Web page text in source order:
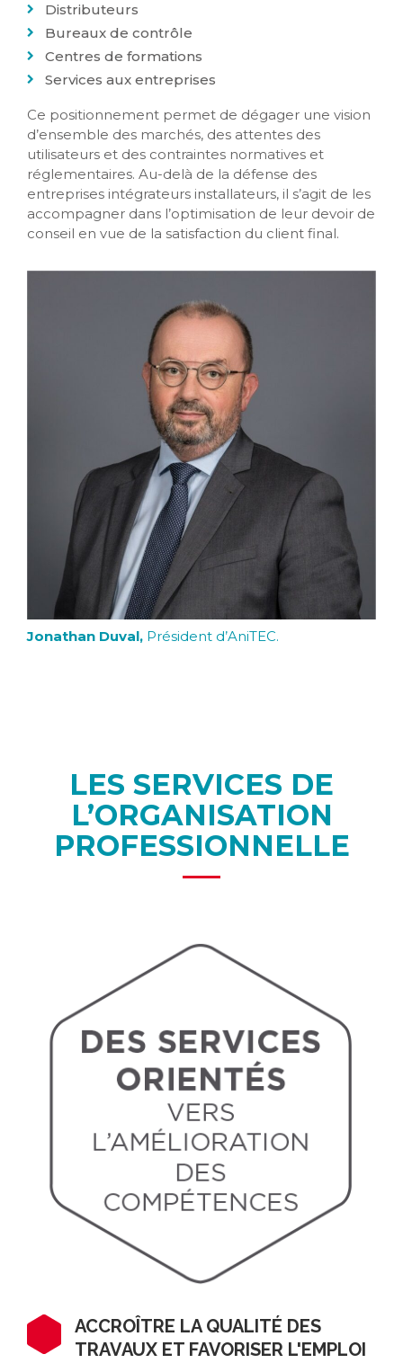
Distributeurs
Bureaux de contrôle
Centres de formations
Services aux entreprises
Ce positionnement permet de dégager une vision
d’ensemble des marchés, des attentes des
utilisateurs et des contraintes normatives et
réglementaires. Au-delà de la défense des
entreprises intégrateurs installateurs, il s’agit de les
accompagner dans l’optimisation de leur devoir de
conseil en vue de la satisfaction du client final.
Jonathan Duval, Président d’AniTEC.
LES SERVICES DE
L’ORGANISATION
PROFESSIONNELLE
ACCROÎTRE LA QUALITÉ DES
TRAVAUX ET FAVORISER L'EMPLOI